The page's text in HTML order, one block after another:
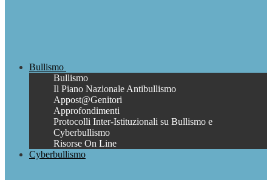
Bullismo
Bullismo
Il Piano Nazionale Antibullismo
Appost@Genitori
Approfondimenti
Protocolli Inter-Istituzionali su Bullismo e
Cyberbullismo
Risorse On Line
Cyberbullismo